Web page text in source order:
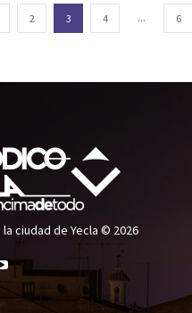
2 3 4 ... 6
ciudad de Yecla © 2026